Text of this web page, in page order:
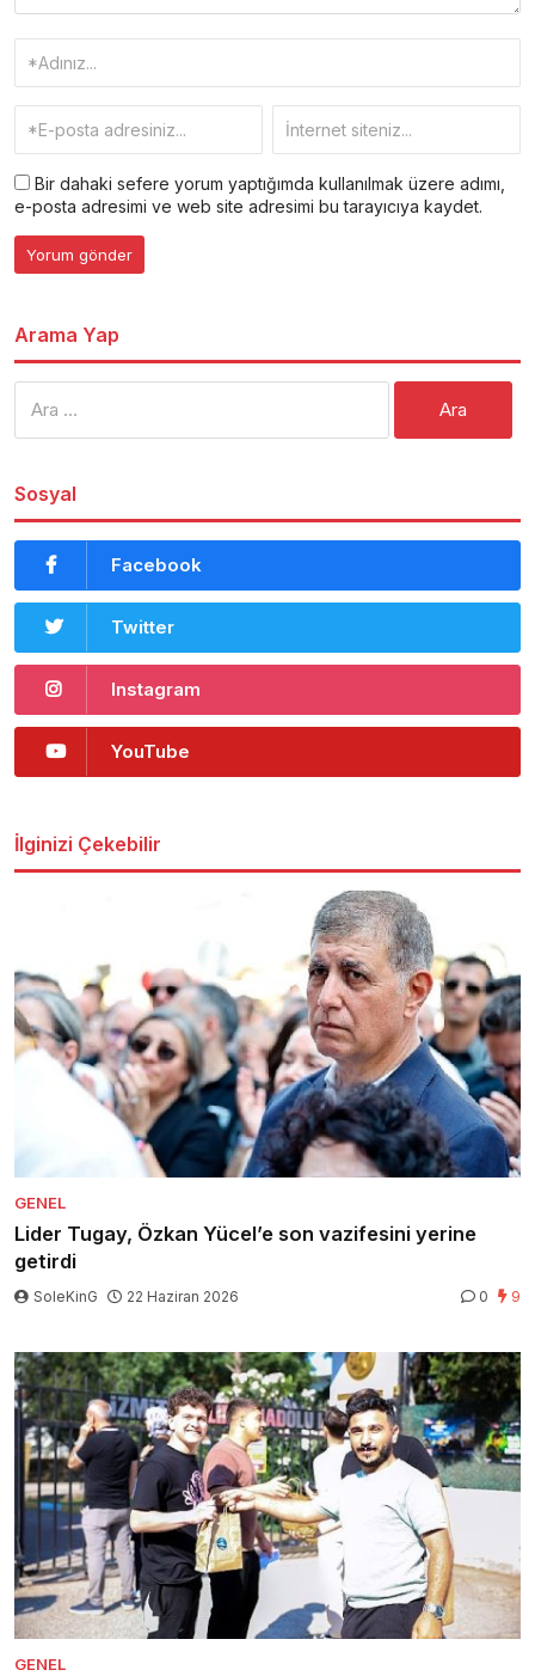
Bir dahaki sefere yorum yaptığımda kullanılmak üzere adımı,
e-posta adresimi ve web site adresimi bu tarayıcıya kaydet.
Arama Yap
Sosyal
Facebook
Twitter
Instagram
YouTube
İlginizi Çekebilir
GENEL
Lider Tugay, Özkan Yücel’e son vazifesini yerine
getirdi
SoleKinG 22 Haziran 2026 0 9
GENEL